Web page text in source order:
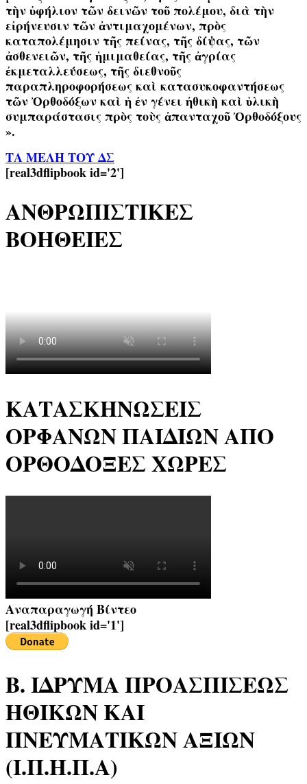
τὴν ὑφήλιον τῶν δεινῶν τοῦ πολέμου, διὰ τὴν
εἰρήνευσιν τῶν ἀντιμαχομένων, πρὸς
καταπολέμησιν τῆς πείνας, τῆς δίψας, τῶν
ἀσθενειῶν, τῆς ἡμιμαθείας, τῆς ἀγρίας
ἐκμεταλλεύσεως, τῆς διεθνοῦς
παραπληροφορήσεως καὶ κατασυκοφαντήσεως
τῶν Ὀρθοδόξων καὶ ἡ ἐν γένει ἠθικὴ καὶ ὑλικὴ
συμπαράστασις πρὸς τοὺς ἀπανταχοῦ Ὀρθοδόξους
».
ΤΑ ΜΕΛΗ ΤΟΥ ΔΣ
[real3dflipbook id='2']
ΑΝΘΡΩΠΙΣΤΙΚΕΣ
ΒΟΗΘΕΙΕΣ
ΚΑΤΑΣΚΗΝΩΣΕΙΣ
ΟΡΦΑΝΩΝ ΠΑΙΔΙΩΝ ΑΠΟ
ΟΡΘΟΔΟΞΕΣ ΧΩΡΕΣ
Αναπαραγωγή Βίντεο
[real3dflipbook id='1']
Β. ΙΔΡΥΜΑ ΠΡΟΑΣΠΙΣΕΩΣ
ΗΘΙΚΩΝ ΚΑΙ
ΠΝΕΥΜΑΤΙΚΩΝ ΑΞΙΩΝ
(Ι.Π.Η.Π.Α)